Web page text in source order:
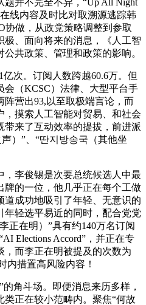
线内容及时比对取溯源逃踪韩
协做，从政党策略调整到参取
、面向将来的消息，《人工智
共政策、管理和政策的影响。
次。订阅人数跨越60.6万。但
（KCSC）法律、大型平台手
营出93,以至取极端言论，而
摸索人工智能对贸易、和社会
带来了互动效率的提拔，前进派
）”、“딴지방송국（其他坐
李俊锡是次要总统候选人中最
牌的一位，他几乎正在每个工做
道成功地吸引了年轻、无意识的
轻选平易近的同时，配合党党
正在明）”具有约140万名订阅
Elections Accord”，并正在专
，而李正在明被提及的次数为
内措置高风险内容！
角斗场。即便消息来历多样，
正在较小范畴内。聚焦“何故